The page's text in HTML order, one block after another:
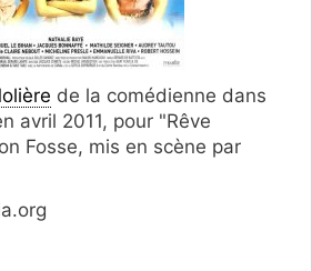
de la comédienne dans
avril 2011, pour "Rêve
Fosse, mis en scène par